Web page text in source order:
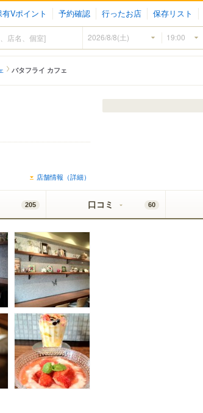
有Vポイント 予約確認 行ったお店 保存リスト
バタフライ カフェ
店舗情報（詳細）
205 口コミ 60